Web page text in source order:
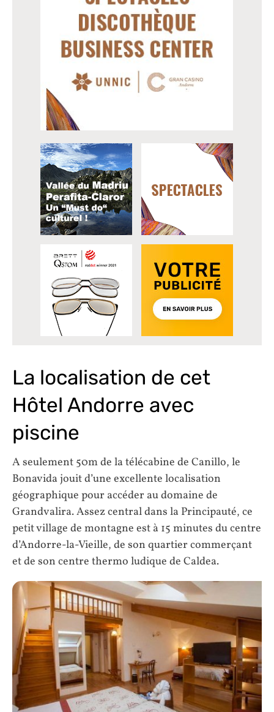
La localisation de cet
Hôtel Andorre avec
piscine
A seulement 50m de la télécabine de Canillo, le
Bonavida jouit d’une excellente localisation
géographique pour accéder au domaine de
Grandvalira. Assez central dans la Principauté, ce
petit village de montagne est à 15 minutes du centre
d’Andorre-la-Vieille, de son quartier commerçant
et de son centre thermo ludique de Caldea.